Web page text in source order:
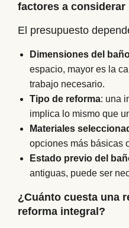
factores a considerar
El presupuesto
Dimensiones del
espacio, mayor es la
trabajo necesario.
Tipo de reforma: una
implica lo mismo que
Materiales
opciones más básicas
Estado previo del
antiguas, puede ser
¿Cuánto cuesta una
reforma integral?